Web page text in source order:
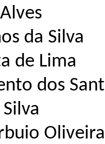
da Silva
de Lima
dos
Oliveira